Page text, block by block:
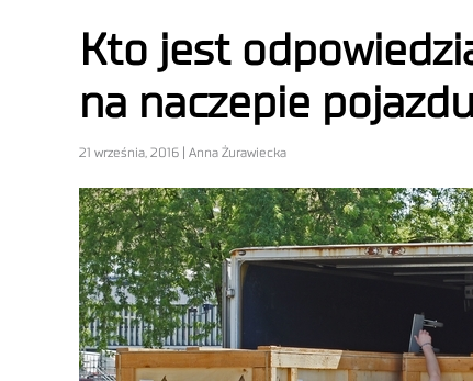
Kto jest
na naczepie
21 września, 2016 | Anna Żurawiecka